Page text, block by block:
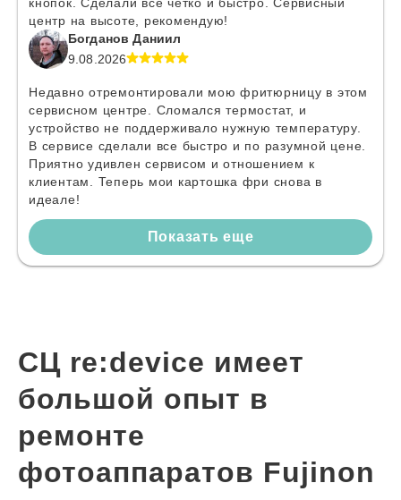
центр на высоте, рекомендую!
Богданов Даниил
9.08.2026
Недавно отремонтировали мою фритюрницу в этом
сервисном центре. Сломался термостат, и
устройство не поддерживало нужную температуру.
В сервисе сделали все быстро и по разумной цене.
Приятно удивлен сервисом и отношением к
клиентам. Теперь мои картошка фри снова в
идеале!
Показать еще
СЦ re:device имеет
большой опыт в
ремонте
фотоаппаратов Fujinon